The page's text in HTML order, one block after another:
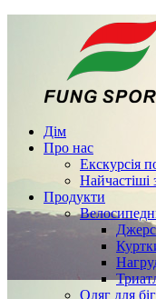
Дім
Про нас
Екскурсія
Найчастіші
Продукти
Одяг для